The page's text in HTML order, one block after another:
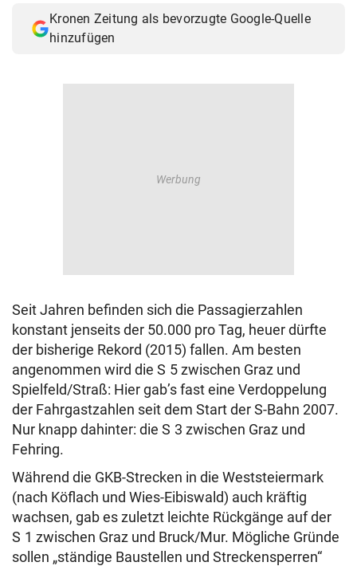
Kronen Zeitung als bevorzugte Google-Quelle
hinzufügen
Seit Jahren befinden sich die Passagierzahlen
konstant jenseits der 50.000 pro Tag, heuer dürfte
der bisherige Rekord (2015) fallen. Am besten
angenommen wird die S 5 zwischen Graz und
Spielfeld/Straß: Hier gab’s fast eine Verdoppelung
der Fahrgastzahlen seit dem Start der S-Bahn 2007.
Nur knapp dahinter: die S 3 zwischen Graz und
Fehring.
Während die GKB-Strecken in die Weststeiermark
(nach Köflach und Wies-Eibiswald) auch kräftig
wachsen, gab es zuletzt leichte Rückgänge auf der
S 1 zwischen Graz und Bruck/Mur. Mögliche Gründe
sollen „ständige Baustellen und Streckensperren“